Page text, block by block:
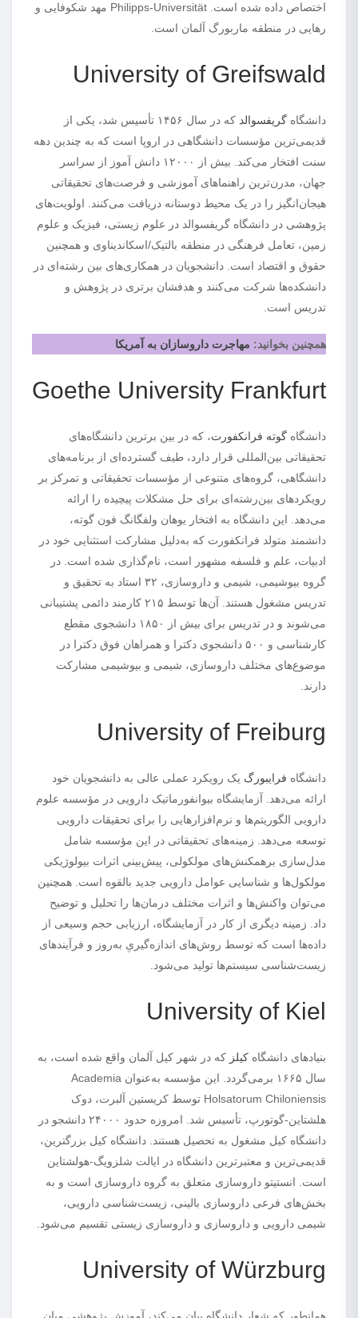
اختصاص داده شده است. Philipps-Universität مهد شکوفایی و
رهایی در منطقه ماربورگ آلمان است.
University of Greifswald
دانشگاه گریفسوالد
که در سال ۱۴۵۶ تأسیس شد، یکی از
قدیمی‌ترین مؤسسات دانشگاهی در اروپا است که به چندین دهه
سنت افتخار می‌کند. بیش از ۱۲۰۰۰ دانش آموز از سراسر
جهان، مدرن‌ترین راهنماهای آموزشی و فرصت‌های تحقیقاتی
هیجان‌انگیز را در یک محیط دوستانه دریافت می‌کنند. اولویت‌های
پژوهشی در دانشگاه گریفسوالد در علوم زیستی، فیزیک و علوم
زمین، تعامل فرهنگی در منطقه بالتیک/اسکاندیناوی و همچنین
حقوق و اقتصاد است. دانشجویان در همکاری‌های بین رشته‌ای در
دانشکده‌ها شرکت می‌کنند و هدفشان برتری در پژوهش و
تدریس است.
همچنین بخوانید: مهاجرت داروسازان به آمریکا
Goethe University Frankfurt
دانشگاه گوته فرانکفورت، که در بین برترین دانشگاه‌های
تحقیقاتی بین‌المللی قرار دارد، طیف گسترده‌ای از برنامه‌های
دانشگاهی، گروه‌های متنوعی از مؤسسات تحقیقاتی و تمرکز بر
رویکردهای بین‌رشته‌ای برای حل مشکلات پیچیده را ارائه
می‌دهد. این دانشگاه به افتخار یوهان ولفگانگ فون گوته،
دانشمند متولد فرانکفورت که به‌دلیل مشارکت استثنایی خود در
ادبیات، علم و فلسفه مشهور است، نام‌گذاری شده است. در
گروه بیوشیمی، شیمی و داروسازی، ۳۲ استاد به تحقیق و
تدریس مشغول هستند. آن‌ها توسط ۲۱۵ کارمند دائمی پشتیبانی
می‌شوند و در تدریس برای بیش از ۱۸۵۰ دانشجوی مقطع
کارشناسی و ۵۰۰ دانشجوی دکترا و همراهان فوق دکترا در
موضوع‌های مختلف داروسازی، شیمی و بیوشیمی مشارکت
دارند.
University of Freiburg
دانشگاه فرایبورگ یک رویکرد عملی عالی به دانشجویان خود
ارائه می‌دهد. آزمایشگاه بیوانفورماتیک دارویی در مؤسسه علوم
دارویی الگوریتم‌ها و نرم‌افزارهایی را برای تحقیقات دارویی
توسعه می‌دهد. زمینه‌های تحقیقاتی در این مؤسسه شامل
مدل‌سازی برهمکنش‌های مولکولی، پیش‌بینی اثرات بیولوژیکی
مولکول‌ها و شناسایی عوامل دارویی جدید بالقوه است. همچنین
می‌توان واکنش‌ها و اثرات مختلف درمان‌ها را تحلیل و توضیح
داد. زمینه دیگری از کار در آزمایشگاه، ارزیابی حجم وسیعی از
داده‌ها است که توسط روش‌های اندازه‌گیریِ به‌روز و فرآیندهای
زیست‌شناسی سیستم‌ها تولید می‌شود.
University of Kiel
بنیادهای دانشگاه کیلز که در شهر کیل آلمان واقع شده است، به
سال ۱۶۶۵ برمی‌گردد. این مؤسسه به‌عنوان Academia
Holsatorum Chiloniensis توسط کریستین آلبرت، دوک
هلشتاین-گوتورپ، تأسیس شد. امروزه حدود ۲۴۰۰۰ دانشجو در
دانشگاه کیل مشغول به تحصیل هستند. دانشگاه کیل بزرگترین،
قدیمی‌ترین و معتبرترین دانشگاه در ایالت شلزویگ-هولشتاین
است. انستیتو داروسازی متعلق به گروه داروسازی است و به
بخش‌های فرعی داروسازی بالینی، زیست‌شناسی دارویی،
شیمی دارویی و داروسازی و داروسازی زیستی تقسیم می‌شود.
University of Würzburg